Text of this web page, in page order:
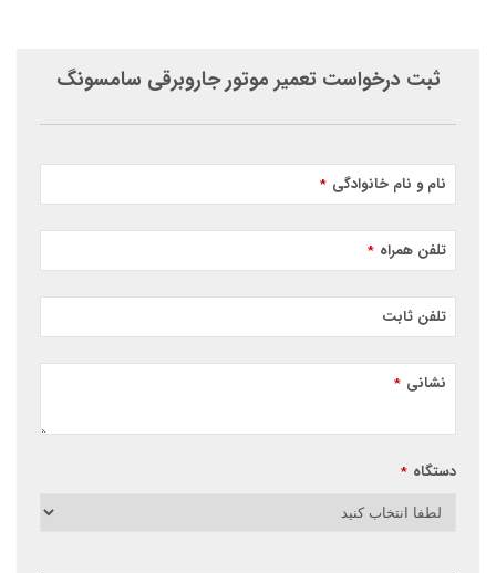
ثبت درخواست تعمیر موتور جاروبرقی سامسونگ
نام و نام خانوادگی *
تلفن همراه *
تلفن ثابت
نشانی *
دستگاه *